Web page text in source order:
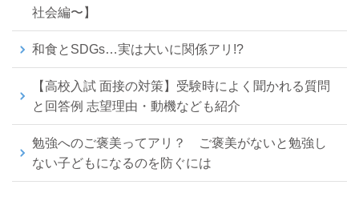
社会編〜】
和食とSDGs…実は大いに関係アリ!?
【高校入試 面接の対策】受験時によく聞かれる質問
と回答例 志望理由・動機なども紹介
勉強へのご褒美ってアリ？ ご褒美がないと勉強し
ない子どもになるのを防ぐには